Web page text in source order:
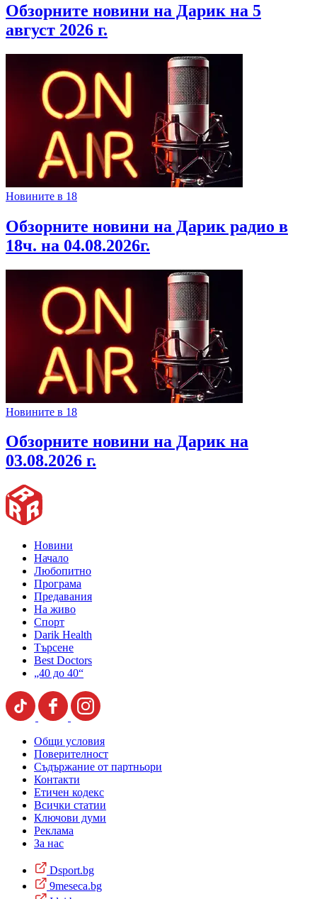
Обзорните новини на Дарик на 5
август 2026 г.
Новините в 18
Обзорните новини на Дарик радио в
18ч. на 04.08.2026г.
Новините в 18
Обзорните новини на Дарик на
03.08.2026 г.
Новини
Начало
Любопитно
Програма
Предавания
На живо
Спорт
Darik Health
Търсене
Best Doctors
„40 до 40“
Общи условия
Поверителност
Съдържание от партньори
Контакти
Етичен кодекс
Всички статии
Ключови думи
Реклама
За нас
Dsport.bg
9meseca.bg